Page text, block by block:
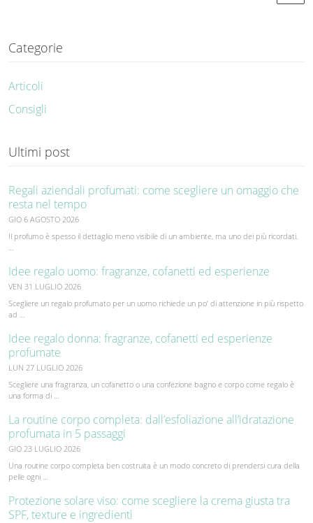
Categorie
Articoli
Consigli
Ultimi post
Regali aziendali profumati: come scegliere un omaggio che
resta nel tempo
GIO 6 AGOSTO 2026
Il profumo è spesso il dettaglio meno visibile di un ambiente, ma uno dei più ricordati.
Idee regalo uomo: fragranze, cofanetti ed esperienze
VEN 31 LUGLIO 2026
Scegliere un regalo profumato per un uomo richiede un po’ di attenzione in più rispetto
ad …
Idee regalo donna: fragranze, cofanetti ed esperienze
profumate
LUN 27 LUGLIO 2026
Scegliere una fragranza, un cofanetto o una confezione bagno e corpo come regalo è
una forma di …
La routine corpo completa: dall’esfoliazione all’idratazione
profumata in 5 passaggi
GIO 23 LUGLIO 2026
Una routine corpo completa ben costruita è un modo concreto di prendersi cura della
pelle ogni …
Protezione solare viso: come scegliere la crema giusta tra
SPF, texture e ingredienti